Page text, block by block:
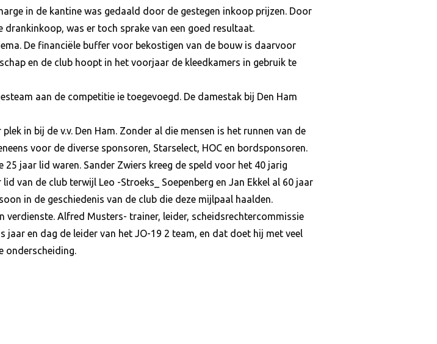
in de kantine was gedaald door de gestegen inkoop prijzen. Door
drankinkoop, was er toch sprake van een goed resultaat.
De financiële buffer voor bekostigen van de bouw is daarvoor
en de club hoopt in het voorjaar de kleedkamers in gebruik te
aan de competitie ie toegevoegd. De damestak bij Den Ham
in bij de v.v. Den Ham. Zonder al die mensen is het runnen van de
voor de diverse sponsoren, Starselect, HOC en bordsponsoren.
jaar lid waren. Sander Zwiers kreeg de speld voor het 40 jarig
van de club terwijl Leo -Stroeks_ Soepenberg en Jan Ekkel al 60 jaar
in de geschiedenis van de club die deze mijlpaal haalden.
Alfred Musters- trainer, leider, scheidsrechtercommissie
jaar en dag de leider van het JO-19 2 team, en dat doet hij met veel
onderscheiding.